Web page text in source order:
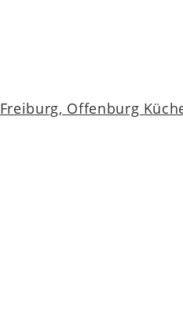
Freiburg, Offenburg